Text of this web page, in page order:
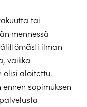
tai
mennessä
ilman
vaikka
olisi aloitettu.
sopimuksen